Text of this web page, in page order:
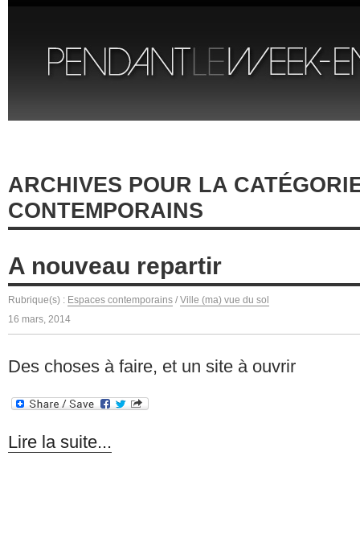
ARCHIVES POUR LA
CONTEMPORAINS
A nouveau repartir
Rubrique(s) : Espaces contemporains / Ville (ma) vue du sol
16 mars, 2014
Des choses à faire, et un site à ouvrir
Lire la suite...